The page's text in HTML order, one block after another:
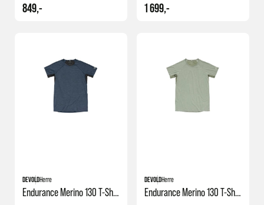
849,- 1 699,-
DEVOLDHerre
Endurance Merino 130 T-Shirt M
DEVOLDHerre
Endurance Merino 130 T-Shirt M